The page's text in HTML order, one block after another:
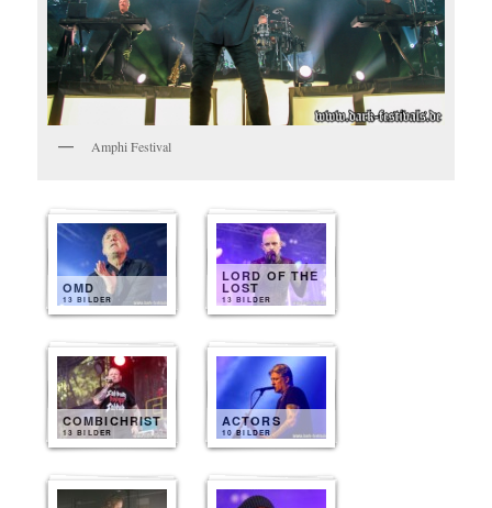
Amphi Festival
OMD
13 BILDER
LORD OF THE
LOST
13 BILDER
COMBICHRIST
13 BILDER
ACTORS
10 BILDER